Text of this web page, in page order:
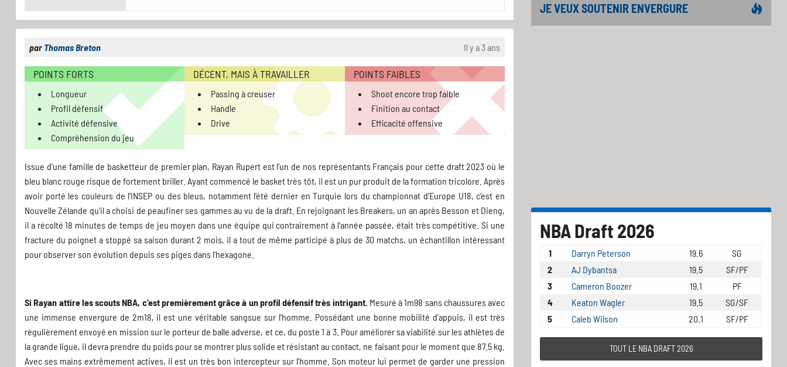
par Thomas Breton Il y a 3 ans
POINTS FORTS
Longueur
Profil défensif
Activité défensive
Compréhension du jeu
DÉCENT, MAIS À TRAVAILLER
Passing à creuser
Handle
Drive
POINTS FAIBLES
Shoot encore trop faible
Finition au contact
Efficacité offensive
Issue d'une famille de basketteur de premier plan, Rayan Rupert est l'un de nos représentants Français pour cette draft 2023 où le
bleu blanc rouge risque de fortement briller. Ayant commencé le basket très tôt, il est un pur produit de la formation tricolore. Après
avoir porté les couleurs de l'INSEP ou des bleus, notamment l'été dernier en Turquie lors du championnat d'Europe U18, c'est en
Nouvelle Zélande qu'il a choisi de peaufiner ses gammes au vu de la draft. En rejoignant les Breakers, un an après Besson et Dieng,
il a récolté 18 minutes de temps de jeu moyen dans une équipe qui contrairement à l'année passée, était très compétitive. Si une
fracture du poignet a stoppé sa saison durant 2 mois, il a tout de même participé à plus de 30 matchs, un échantillon intéressant
pour observer son évolution depuis ses piges dans l'hexagone.
Si Rayan attire les scouts NBA, c'est premièrement grâce à un profil défensif très intrigant. Mesuré à 1m98 sans chaussures avec
une immense envergure de 2m18, il est une véritable sangsue sur l'homme. Possédant une bonne mobilité d'appuis, il est très
régulièrement envoyé en mission sur le porteur de balle adverse, et ce, du poste 1 à 3. Pour améliorer sa viabilité sur les athlètes de
la grande ligue, il devra prendre du poids pour se montrer plus solide et résistant au contact, ne faisant pour le moment que 87.5 kg.
Avec ses mains extrêmement actives, il est un très bon intercepteur sur l'homme. Son moteur lui permet de garder une pression
JE VEUX SOUTENIR ENVERGURE
NBA Draft 2026
1 Darryn Peterson 19.6
SG
2
AJ Dybantsa 19.5
SF/PF
3
Cameron Boozer 19.1
PF
4
Keaton Wagler 19.5
SG/SF
5
Caleb Wilson 20.1 SF/PF
TOUT LE NBA DRAFT 2026